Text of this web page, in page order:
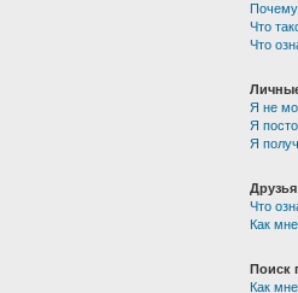
Почему
Что
Что
Я не
Я
Я
Что
Как
Поиск
Как